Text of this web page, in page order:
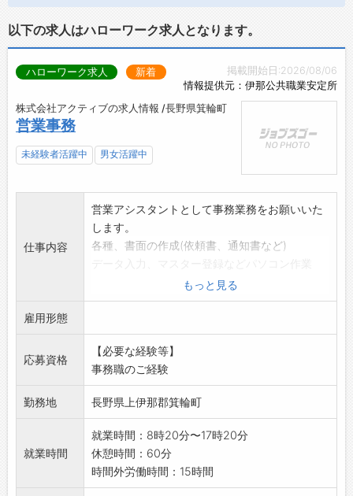
以下の求人はハローワーク求人となります。
掲載開始日:2026/08/06
情報提供元：伊那公共職業安定所
ハローワーク求人 新着
株式会社アクティブの求人情報 /長野県箕輪町
営業事務
未経験者活躍中 男女活躍中
仕事内容
営業アシスタントとして事務業務をお願いいた
します。
各種、書面の作成(依頼書、通知書など)
変更の範囲:変更なしもっと見る
雇用形態
応募資格
【必要な経験等】
事務職のご経験
勤務地 長野県上伊那郡箕輪町
就業時間
就業時間：8時20分〜17時20分
休憩時間：60分
時間外労働時間：15時間